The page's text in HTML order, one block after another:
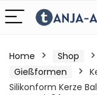
Home Shop
Gießformen
Silikonform Kerze